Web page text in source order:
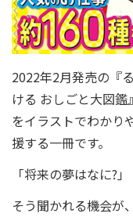
2022年2月発売の『
ける おしごと大図
をイラストでわかり
援する一冊です。
「将来の夢はなに?」
そう聞かれる機会が